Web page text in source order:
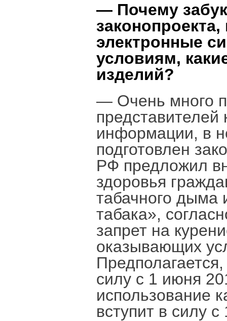
— Почему
электронные
условиям,
изделий?
— Очень много
информации, в
подготовлен
РФ предложил
здоровья
табачного дыма
табака»,
запрет на
оказывающих
силу с 1 июня
использование
вступит в силу